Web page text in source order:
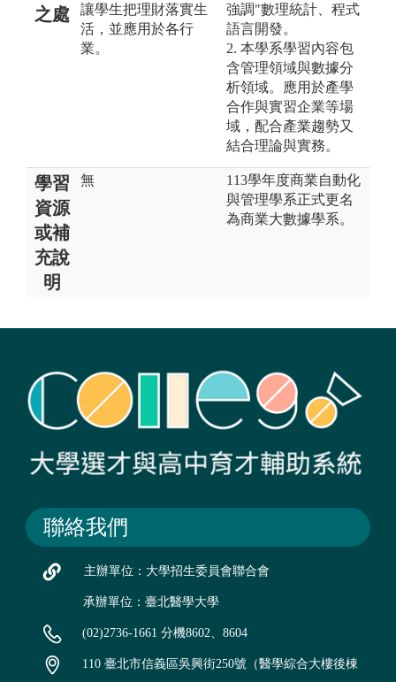
之處
讓學生把理財落實生
活，並應用於各行
業。
強調"數理統計、程式
語言開發。
2. 本學系學習內容包
含管理領域與數據分
析領域。應用於產學
合作與實習企業等場
域，配合產業趨勢又
結合理論與實務。
學習
資源
或補
充說
明
無
113學年度商業自動化
與管理學系正式更名
為商業大數據學系。
聯絡我們
主辦單位：大學招生委員會聯合會
承辦單位：臺北醫學大學
(02)2736-1661 分機8602、8604
110 臺北市信義區吳興街250號（醫學綜合大樓後棟